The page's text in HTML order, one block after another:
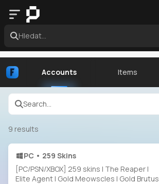
Hledat...
Accounts Items
Search...
9 results
PC • 259 Skins
[PC/PSN/XBOX] 259 skins | The Reaper |
Elite Agent | Gold Meowscles | Gold Brutus |